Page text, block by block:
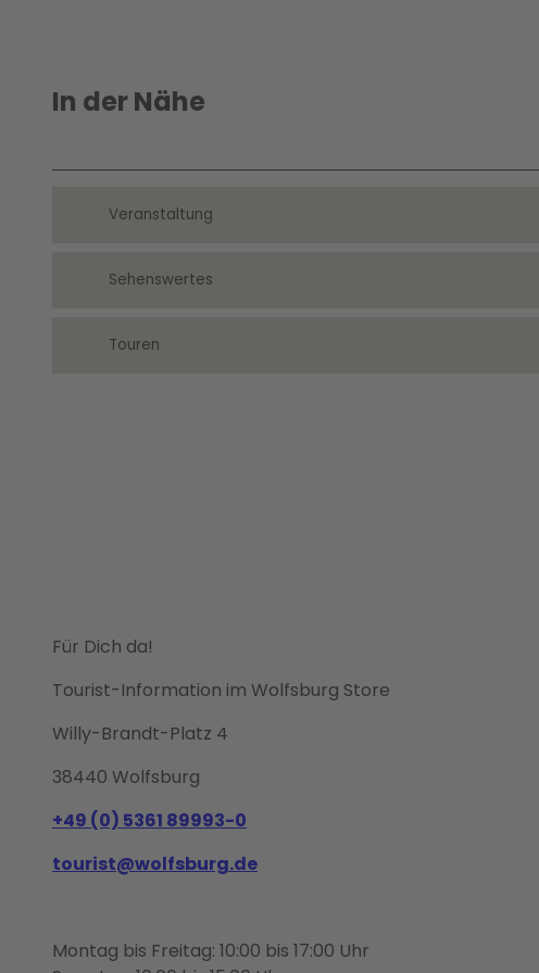
In der Nähe
Veranstaltung
Sehenswertes
Touren
Für Dich da!
Tourist-Information im Wolfsburg Store
Willy-Brandt-Platz 4
38440 Wolfsburg
+49 (0) 5361 89993-0
tourist@wolfsburg.de
Montag bis Freitag: 10:00 bis 17:00 Uhr